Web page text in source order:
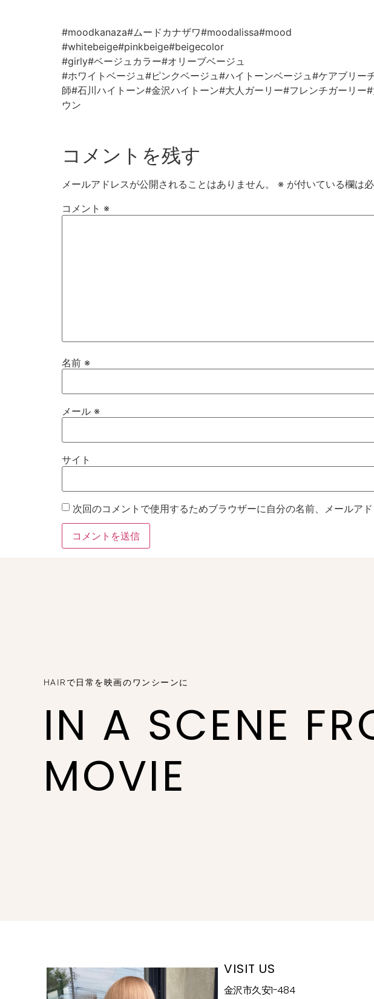
#moodkanaza#ムードカナザワ#moodalissa#mood
#whitebeige#pinkbeige#beigecolor
#girly#ベージュカラー#オリーブベージュ
#ホワイトベージュ#ピンクベージュ#ハイトーンベージュ#ケアブリ
師#石川ハイトーン#金沢ハイトーン#大人ガーリー#フレンチガーリ
ウン
コメントを残す
メールアドレスが公開されることはありません。 ※ が付いている欄は
コメント ※
名前 ※
メール ※
サイト
次回のコメントで使用するためブラウザーに自分の名前、メールアド
HAIRで日常を映画のワンシーンに
IN A SCENE
MOVIE
VISIT US
金沢市久安1-484